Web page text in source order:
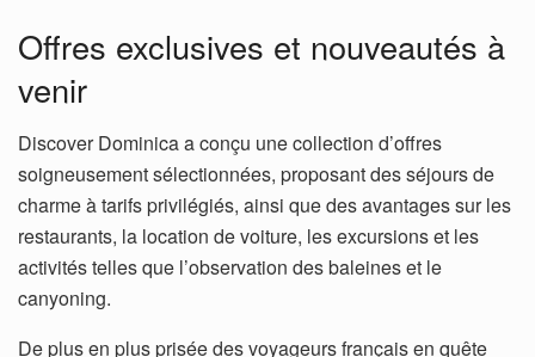
Offres exclusives et nouveautés à
venir
Discover Dominica a conçu une collection d’offres
soigneusement sélectionnées, proposant des séjours de
charme à tarifs privilégiés, ainsi que des avantages sur les
restaurants, la location de voiture, les excursions et les
activités telles que l’observation des baleines et le
canyoning.
De plus en plus prisée des voyageurs français en quête